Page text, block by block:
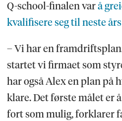
Q-school-finalen varå
kvalifisere seg til neste
– Vi har en
startet vi firmaet som
har også Alex en plan på
klare. Det første målet er
fort som mulig, forklarer